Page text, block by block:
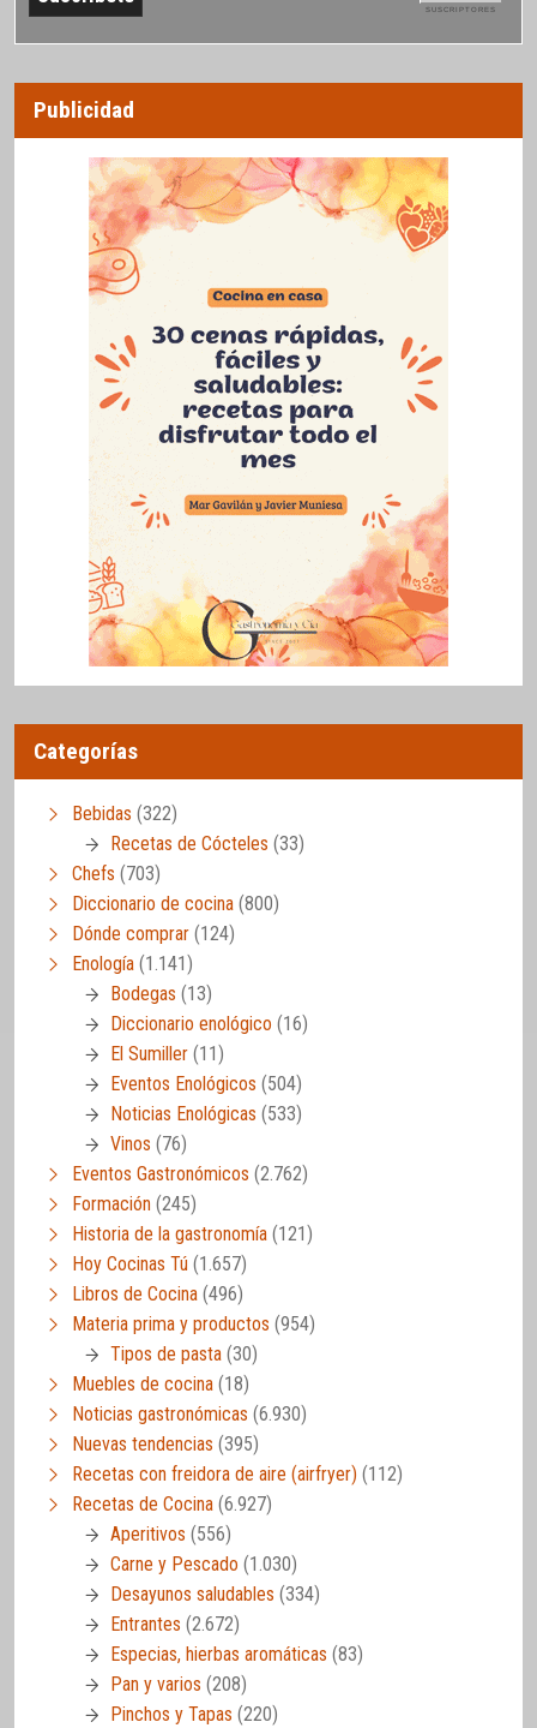
SUSCRIPTORES
Publicidad
Categorías
Bebidas (322)
Recetas de Cócteles (33)
Chefs (703)
Diccionario de cocina (800)
Dónde comprar (124)
Enología (1.141)
Bodegas (13)
Diccionario enológico (16)
El Sumiller (11)
Eventos Enológicos (504)
Noticias Enológicas (533)
Vinos (76)
Eventos Gastronómicos (2.762)
Formación (245)
Historia de la gastronomía (121)
Hoy Cocinas Tú (1.657)
Libros de Cocina (496)
Materia prima y productos (954)
Tipos de pasta (30)
Muebles de cocina (18)
Noticias gastronómicas (6.930)
Nuevas tendencias (395)
Recetas con freidora de aire (airfryer) (112)
Recetas de Cocina (6.927)
Aperitivos (556)
Carne y Pescado (1.030)
Desayunos saludables (334)
Entrantes (2.672)
Especias, hierbas aromáticas (83)
Pan y varios (208)
Pinchos y Tapas (220)